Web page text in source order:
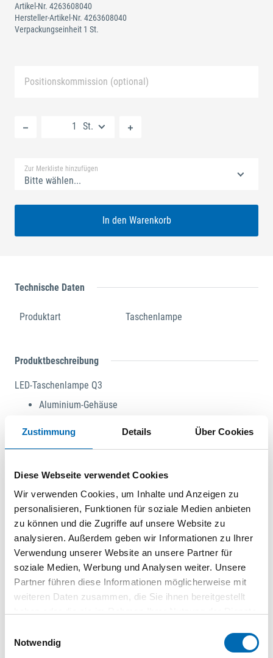
Zustimmung Details Über Cookies
Diese Webseite verwendet Cookies
Wir verwenden Cookies, um Inhalte und Anzeigen zu
personalisieren, Funktionen für soziale Medien anbieten
zu können und die Zugriffe auf unsere Website zu
analysieren. Außerdem geben wir Informationen zu Ihrer
Verwendung unserer Website an unsere Partner für
soziale Medien, Werbung und Analysen weiter. Unsere
Partner führen diese Informationen möglicherweise mit
weiteren Daten zusammen, die Sie ihnen bereitgestellt
Notwendig
Artikel-Nr. 4263608040
Hersteller-Artikel-Nr. 4263608040
Verpackungseinheit 1 St.
Positionskommission (optional)
St.
Zur Merkliste hinzufügen
Bitte wählen...
In den Warenkorb
Technische Daten
Produktart Taschenlampe
Produktbeschreibung
LED-Taschenlampe Q3
Aluminium-Gehäuse
Hochleistungs-Chip-LED''s
Spritzwassergeschützt
goldgeschmiedete Kontakte
Einstellbarer Lichtstrahl von Flut- auf Punktlicht
Lichtwinkel von 10° bis 70° einstellbar
Einschaltung durch Metallknopf mit Touch-Funktion
Arbeitstemperatur von –20 °C bis +50 °C
Lieferung: Mit Gürteltasche und 3 Micro-Batterien AAA/LR03.